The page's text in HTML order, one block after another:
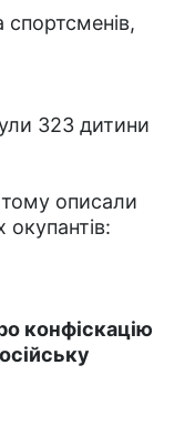
спортсменів,
323 дитини
тому описали
окупантів:
конфіскацію